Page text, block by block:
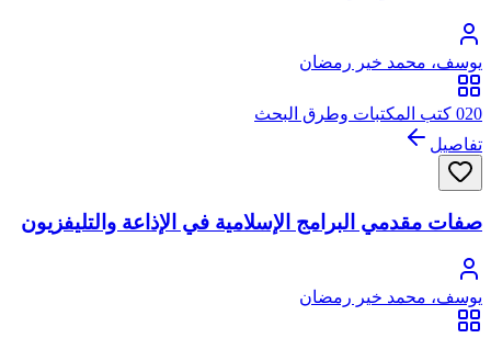
يوسف، محمد خير رمضان
020 كتب المكتبات وطرق البحث
تفاصيل
صفات مقدمي البرامج الإسلامية في الإذاعة والتليفزيون
يوسف، محمد خير رمضان